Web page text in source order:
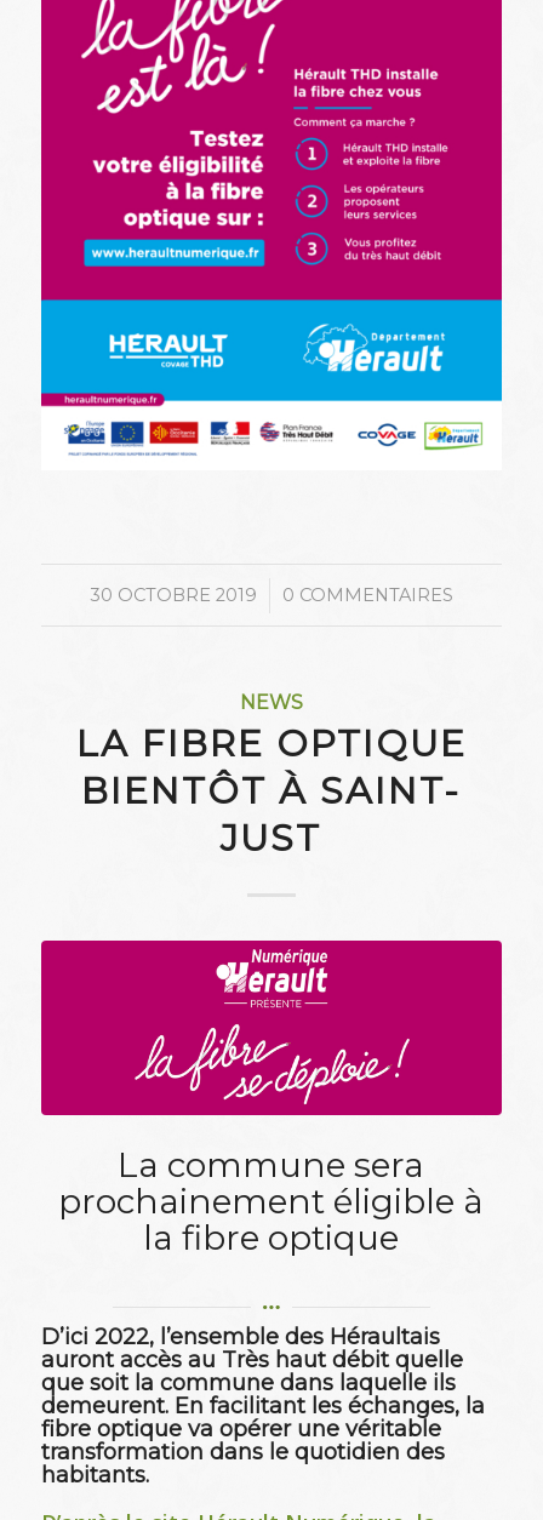
30 OCTOBRE 2019
/ 0 COMMENTAIRES
NEWS
LA FIBRE OPTIQUE
BIENTÔT À SAINT-
JUST
La commune sera
prochainement éligible à
la fibre optique
D’ici 2022, l’ensemble des Héraultais
auront accès au Très haut débit quelle
que soit la commune dans laquelle ils
demeurent. En facilitant les échanges, la
fibre optique va opérer une véritable
transformation dans le quotidien des
habitants.